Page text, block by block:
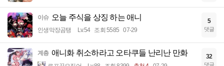
이슈 오늘 주식을 상징 하는 애니
인생막장곰탱 Lv.54 조회 5585 07-29
5
댓글
계층 애니화 취소하라고 오타쿠들 난리난 만화 32
댓글